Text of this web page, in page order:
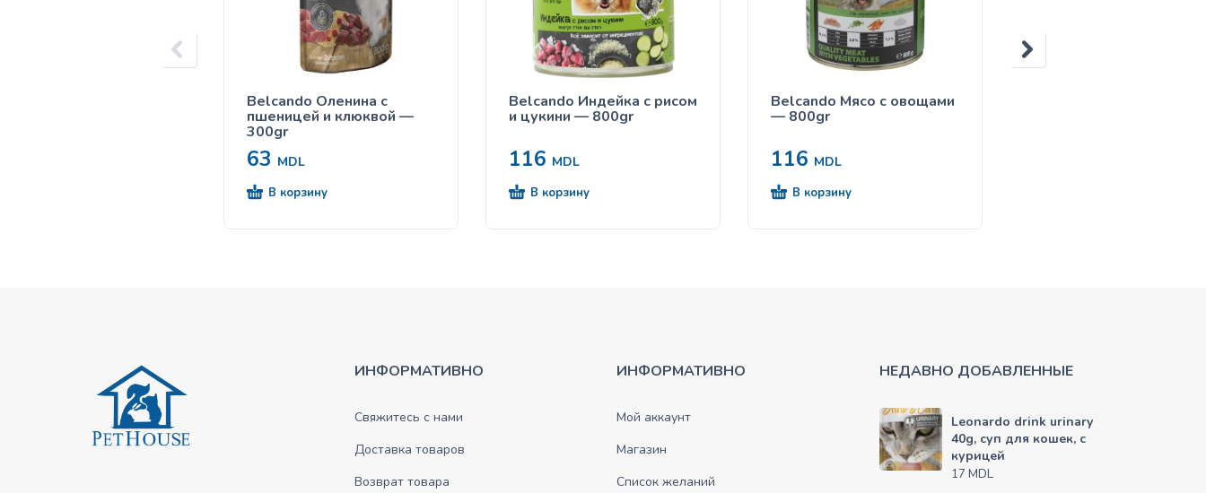
Belcando Оленина с
пшеницей и клюквой —
300gr
63 MDL
В корзину
Belcando Индейка с рисом
и цукини — 800gr
116 MDL
В корзину
Belcando Мясо с овощами
— 800gr
116 MDL
В корзину
ИНФОРМАТИВНО
Свяжитесь с нами
Доставка товаров
Возврат товара
ИНФОРМАТИВНО
Мой аккаунт
Магазин
Список желаний
НЕДАВНО ДОБАВЛЕННЫЕ
Leonardo drink urinary
40g, суп для кошек, с
курицей
17 MDL